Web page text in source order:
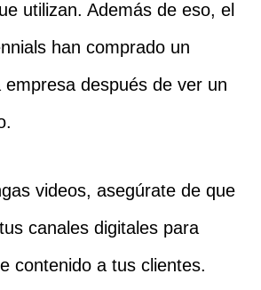
utilizan. Además de eso, el
han comprado un
después de ver un
videos, asegúrate de que
canales digitales para
contenido a tus clientes.